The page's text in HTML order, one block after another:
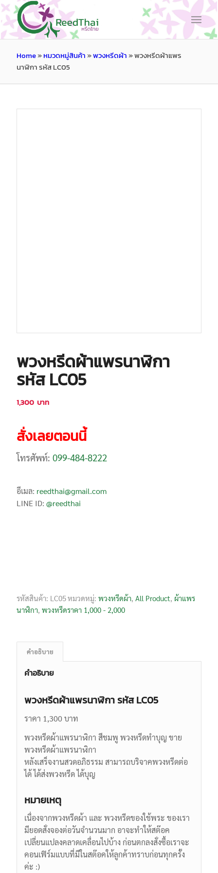
Home»หมวดหมู่สินค้า»พวงหรีดผ้า»พวงหรีดผ้าแพร
นาฬิกา รหัส LC05
พวงหรีดผ้าแพรนาฬิกา
รหัส LC05
1,300 บาท
สั่งเลยตอนนี้
โทรศัพท์: 099-484-8222
อีเมล: reedthai@gmail.com
LINE ID: @reedthai
รหัสสินค้า: LC05หมวดหมู่: พวงหรีดผ้า, All Product, ผ้าแพร
นาฬิกา, พวงหรีดราคา 1,000 - 2,000
คำอธิบาย
คำอธิบาย
พวงหรีดผ้าแพรนาฬิกา รหัส LC05
ราคา 1,300 บาท
พวงหรีดผ้าแพรนาฬิกา สีชมพู พวงหรีดทำบุญ ขาย
พวงหรีดผ้าแพรนาฬิกา
หลังเสร็จงานสวดอภิธรรม สามารถบริจาคพวงหรีดต่อ
ได้ ได้ส่งพวงหรีด ได้บุญ
หมายเหตุ
เนื่องจากพวงหรีดผ้า และ พวงหรีดของใช้พระ ของเรา
มียอดสั่งจองต่อวันจำนวนมาก อาจะทำให้สต๊อค
เปลี่ยนแปลงคลาดเคลื่อนไปบ้าง ก่อนตกลงสั่งซื้อเราจะ
คอนเฟิร์มแบบที่มีในสต๊อคให้ลูกค้าทราบก่อนทุกครั้ง
ค่ะ :)